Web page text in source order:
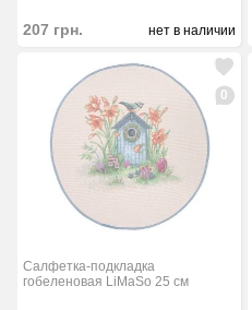
207 грн. нет в наличии
0
Салфетка-подкладка
гобеленовая LiMaSo 25 см